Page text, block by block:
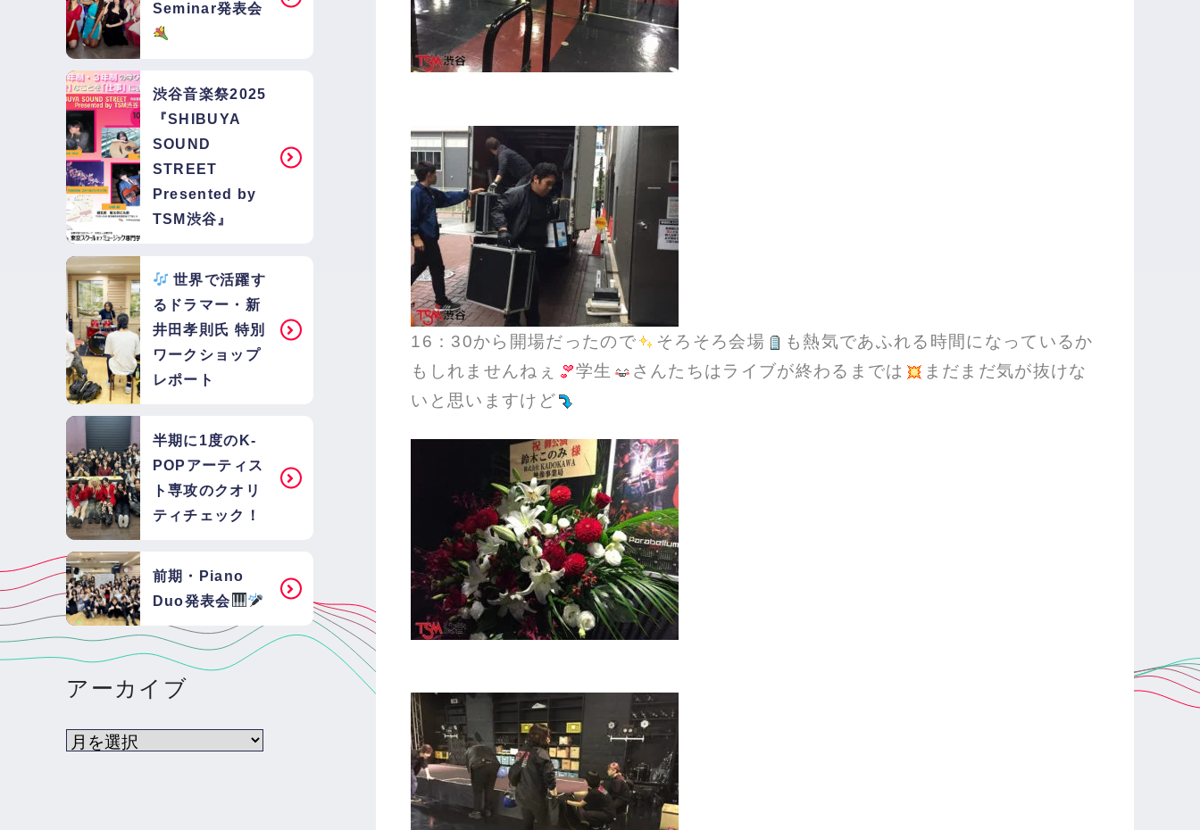
16：30から開場だったので そろそろ会場
も熱気であふれる時間になっているか
もしれませんねぇ
学生 さんたちはライブが終わるまでは
まだまだ気が抜けな
いと思いますけど
Seminar発表会
渋谷音楽祭2025
『SHIBUYA
SOUND
STREET
Presented by
TSM渋谷』
世界で活躍す
るドラマー・新
井田孝則氏 特別
ワークショップ
レポート
半期に1度のK-
POPアーティス
ト専攻のクオリ
ティチェック！
前期・Piano
Duo発表会
アーカイブ